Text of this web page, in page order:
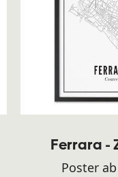
Ferrara -
Poster